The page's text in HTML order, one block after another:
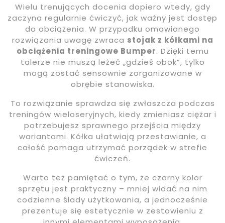
Wielu trenujących docenia dopiero wtedy, gdy
zaczyna regularnie ćwiczyć, jak ważny jest dostęp
do obciążenia. W przypadku omawianego
rozwiązania uwagę zwraca stojak z kółkami na
obciążenia treningowe Bumper. Dzięki temu
talerze nie muszą leżeć „gdzieś obok”, tylko
mogą zostać sensownie zorganizowane w
obrębie stanowiska.
To rozwiązanie sprawdza się zwłaszcza podczas
treningów wieloseryjnych, kiedy zmieniasz ciężar i
potrzebujesz sprawnego przejścia między
wariantami. Kółka ułatwiają przestawianie, a
całość pomaga utrzymać porządek w strefie
ćwiczeń.
Warto też pamiętać o tym, że czarny kolor
sprzętu jest praktyczny – mniej widać na nim
codzienne ślady użytkowania, a jednocześnie
prezentuje się estetycznie w zestawieniu z